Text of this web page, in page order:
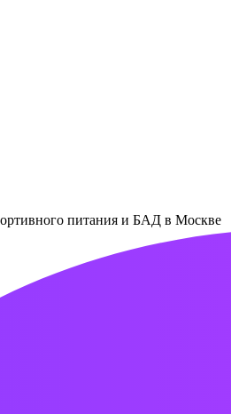
питания и БАД в Москве